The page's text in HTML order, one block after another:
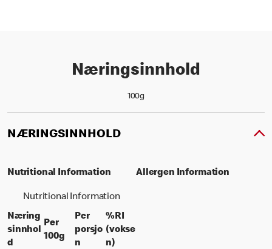
Næringsinnhold
100g
NÆRINGSINNHOLD
Nutritional Information
Nutritional Information
Næring
sinnhol
d
Per
100gper 100 grams
Per
porsjo
nper portion
%RI
(vokse
n)% daily value for an adult
Allergen Information